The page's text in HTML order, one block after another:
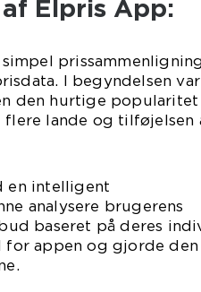
Elpris App:
I begyndelsen
den hurtige popularitet
lande og tilføjelsen
en intelligent
analysere brugerens
baseret på deres
appen og gjorde den